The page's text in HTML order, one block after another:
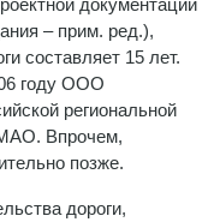
– прим. ред.),
составляет 15 лет.
году ООО
региональной
Впрочем,
позже.
дороги,